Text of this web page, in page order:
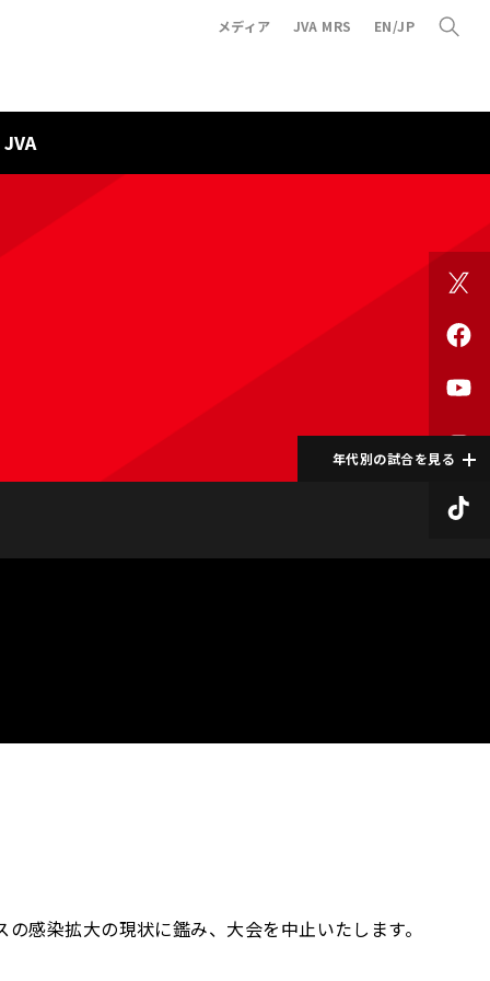
メディア JVA MRS EN/JP
JVA
年代別の試合を見る
感染拡大の現状に鑑み、大会を中止いたします。